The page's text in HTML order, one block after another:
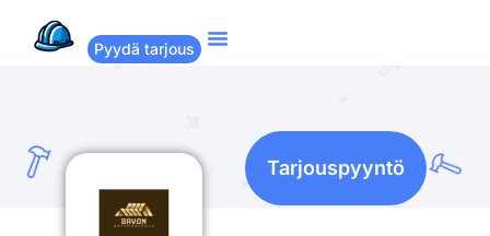
Pyydä tarjous
Tarjouspyyntö